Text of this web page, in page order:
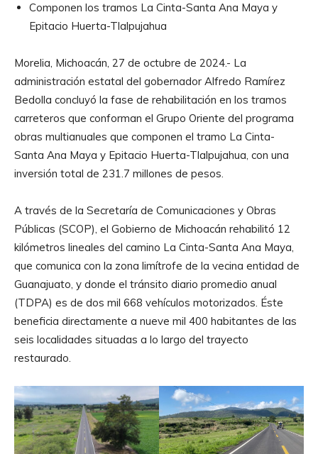
Componen los tramos La Cinta-Santa Ana Maya y
Epitacio Huerta-Tlalpujahua
Morelia, Michoacán, 27 de octubre de 2024.- La
administración estatal del gobernador Alfredo Ramírez
Bedolla concluyó la fase de rehabilitación en los tramos
carreteros que conforman el Grupo Oriente del programa
obras multianuales que componen el tramo La Cinta-
Santa Ana Maya y Epitacio Huerta-Tlalpujahua, con una
inversión total de 231.7 millones de pesos.
A través de la Secretaría de Comunicaciones y Obras
Públicas (SCOP), el Gobierno de Michoacán rehabilitó 12
kilómetros lineales del camino La Cinta-Santa Ana Maya,
que comunica con la zona limítrofe de la vecina entidad de
Guanajuato, y donde el tránsito diario promedio anual
(TDPA) es de dos mil 668 vehículos motorizados. Éste
beneficia directamente a nueve mil 400 habitantes de las
seis localidades situadas a lo largo del trayecto
restaurado.